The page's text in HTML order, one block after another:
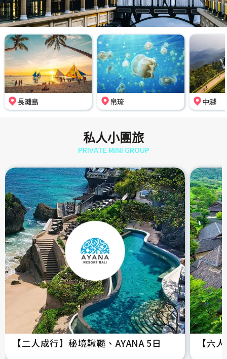
長灘島 帛琉 中越
私人小團旅
PRIVATE MINI GROUP
【二人成行】秘境鞦韆、AYANA 5日 【六